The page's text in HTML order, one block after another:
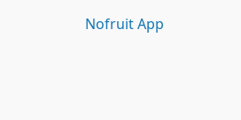
Nofruit App